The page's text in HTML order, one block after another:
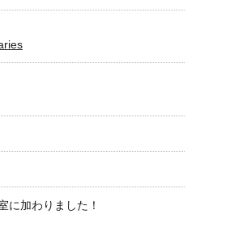
に加わりました！